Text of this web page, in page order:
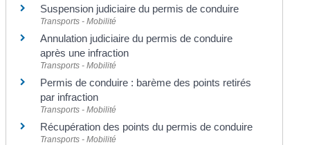
Suspension judiciaire du permis de conduire
Transports - Mobilité
Annulation judiciaire du permis de conduire
après une infraction
Transports - Mobilité
Permis de conduire : barème des points retirés
par infraction
Transports - Mobilité
Récupération des points du permis de conduire
Transports - Mobilité